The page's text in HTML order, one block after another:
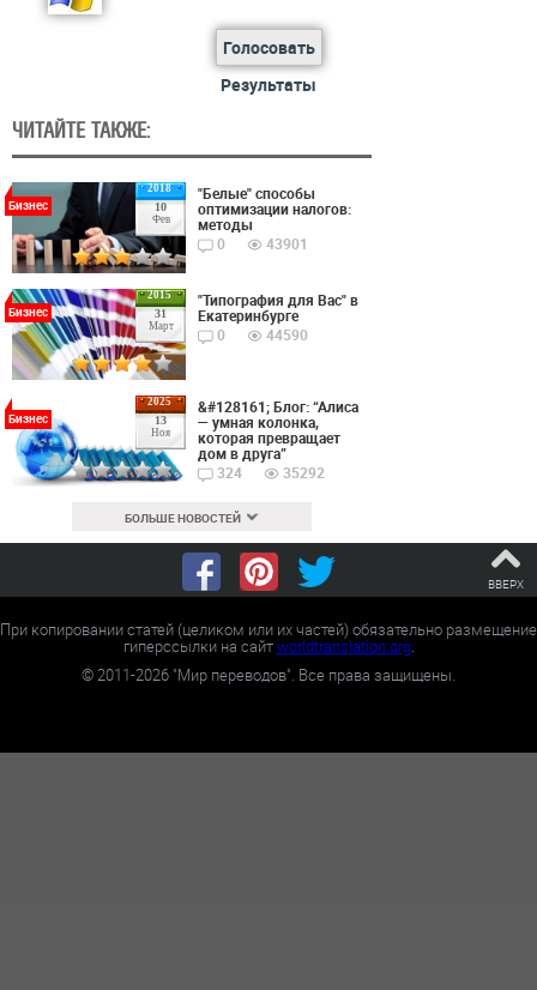
Голосовать
Результаты
ЧИТАЙТЕ ТАКЖЕ:
2018
10
Фев
Бизнес
"Белые" способы
оптимизации налогов:
методы
0
43901
2015
31
Март
Бизнес
"Типография для Вас" в
Екатеринбурге
0
44590
2025
13
Ноя
Бизнес
&#128161; Блог: “Алиса
— умная колонка,
которая превращает
дом в друга”
324
35292
БОЛЬШЕ НОВОСТЕЙ
ВВЕРХ
При копировании статей (целиком или их частей) обязательно размещение
гиперссылки на сайтworldtranslation.org.
©2011-2026 "Мир переводов". Все права защищены.